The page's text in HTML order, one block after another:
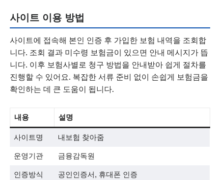
사이트 이용 방법
사이트에 접속해 본인 인증 후 가입한 보험 내역을 조회합
니다. 조회 결과 미수령 보험금이 있으면 안내 메시지가 뜹
니다. 이후 보험사별로 청구 방법을 안내받아 쉽게 절차를
진행할 수 있어요. 복잡한 서류 준비 없이 손쉽게 보험금을
확인하는 데 큰 도움이 됩니다.
내용 설명
사이트명 내보험 찾아줌
운영기관 금융감독원
인증방식 공인인증서, 휴대폰 인증